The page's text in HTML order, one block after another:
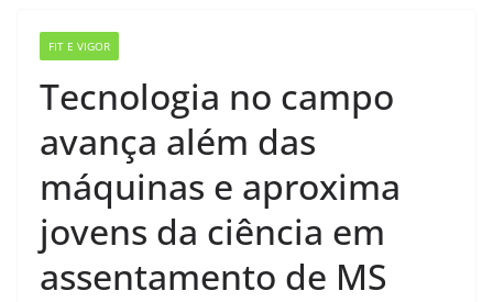
FIT E VIGOR
Tecnologia no campo
avança além das
máquinas e aproxima
jovens da ciência em
assentamento de MS